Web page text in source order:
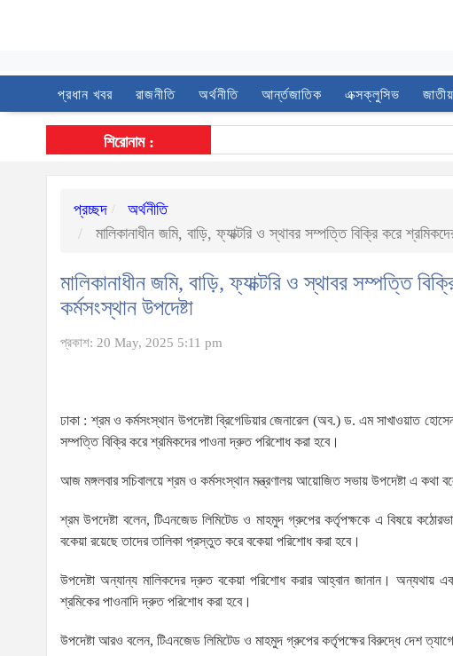
প্রধান খবর রাজনীতি অর্থনীতি আর্ন্তজাতিক এক্সক্লুসিভ জাতীয়
শিরোনাম :
প্রচ্ছদ
অর্থনীতি
মালিকানাধীন জমি, বাড়ি, ফ্যাক্টরি ও স্থাবর সম্পত্তি বিক্রি করে
মালিকানাধীন জমি, বাড়ি, ফ্যাক্টরি ও স্থাবর সম্পত্তি
কর্মসংস্থান উপদেষ্টা
প্রকাশ: 20 May, 2025 5:11 pm
ঢাকা : শ্রম ও কর্মসংস্থান উপদেষ্টা ব্রিগেডিয়ার জেনারেল (অব.) ড. এম সাখাওয়াত
সম্পত্তি বিক্রি করে শ্রমিকদের পাওনা দ্রুত পরিশোধ করা হবে।
আজ মঙ্গলবার সচিবালয়ে শ্রম ও কর্মসংস্থান মন্ত্রণালয় আয়োজিত সভায় উপদেষ্টা এ কথা
শ্রম উপদেষ্টা বলেন, টিএনজেড লিমিটেড ও মাহমুদ গ্রুপের কর্তৃপক্ষকে এ বিষয়ে
বকেয়া রয়েছে তাদের তালিকা প্রস্তুত করে বকেয়া পরিশোধ করা হবে।
উপদেষ্টা অন্যান্য মালিকদের দ্রুত বকেয়া পরিশোধ করার আহ্বান জানান। অন্যথায়
শ্রমিকের পাওনাদি দ্রুত পরিশোধ করা হবে।
উপদেষ্টা আরও বলেন, টিএনজেড লিমিটেড ও মাহমুদ গ্রুপের কর্তৃপক্ষের বিরুদ্ধে দেশ